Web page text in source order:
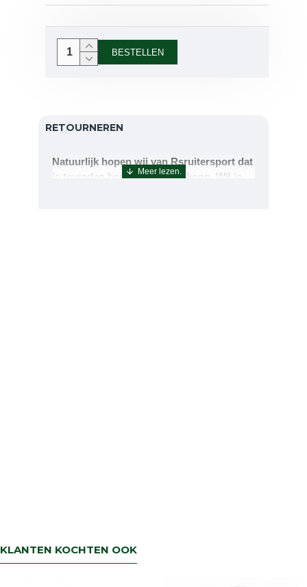
BESTELLEN
RETOURNEREN
Natuurlijk hopen wij van Rsruitersport dat
je tevreden bent met uw aankoop. Wil je
KLANTEN KOCHTEN OOK